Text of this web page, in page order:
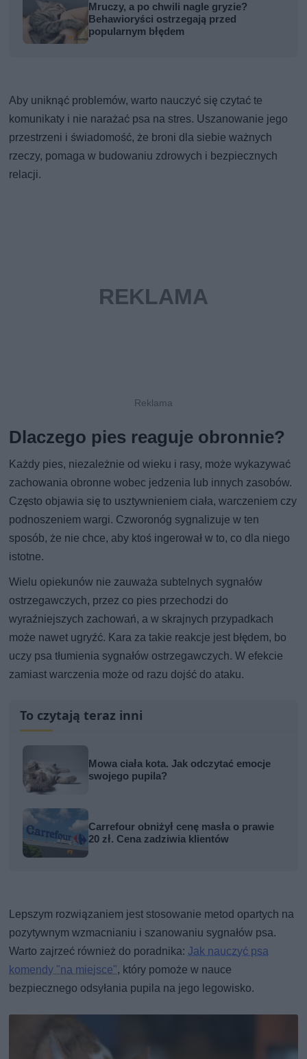
Mruczy, a po chwili nagle gryzie?
Behawioryści ostrzegają przed
popularnym błędem
Aby uniknąć problemów, warto nauczyć się czytać te
komunikaty i nie narażać psa na stres. Uszanowanie jego
przestrzeni i świadomość, że broni dla siebie ważnych
rzeczy, pomaga w budowaniu zdrowych i bezpiecznych
relacji.
Dlaczego pies reaguje obronnie?
Każdy pies, niezależnie od wieku i rasy, może wykazywać
zachowania obronne wobec jedzenia lub innych zasobów.
Często objawia się to usztywnieniem ciała, warczeniem czy
podnoszeniem wargi. Czworonóg sygnalizuje w ten
sposób, że nie chce, aby ktoś ingerował w to, co dla niego
istotne.
Wielu opiekunów nie zauważa subtelnych sygnałów
ostrzegawczych, przez co pies przechodzi do
wyraźniejszych zachowań, a w skrajnych przypadkach
może nawet ugryźć. Kara za takie reakcje jest błędem, bo
uczy psa tłumienia sygnałów ostrzegawczych. W efekcie
zamiast warczenia może od razu dojść do ataku.
To czytają teraz inni
Mowa ciała kota. Jak odczytać emocje
swojego pupila?
Carrefour obniżył cenę masła o prawie
20 zł. Cena zadziwia klientów
Lepszym rozwiązaniem jest stosowanie metod opartych na
pozytywnym wzmacnianiu i szanowaniu sygnałów psa.
Warto zajrzeć również do poradnika:Jak nauczyć psa
komendy "na miejsce", który pomoże w nauce
bezpiecznego odsyłania pupila na jego legowisko.